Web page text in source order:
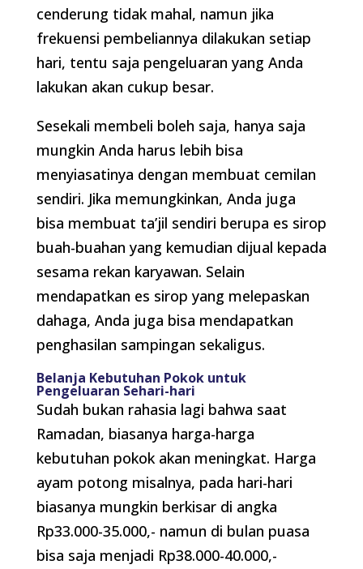
cenderung tidak mahal, namun jika
frekuensi pembeliannya dilakukan setiap
hari, tentu saja pengeluaran yang Anda
lakukan akan cukup besar.
Sesekali membeli boleh saja, hanya saja
mungkin Anda harus lebih bisa
menyiasatinya dengan membuat cemilan
sendiri. Jika memungkinkan, Anda juga
bisa membuat ta’jil sendiri berupa es sirop
buah-buahan yang kemudian dijual kepada
sesama rekan karyawan. Selain
mendapatkan es sirop yang melepaskan
dahaga, Anda juga bisa mendapatkan
penghasilan sampingan sekaligus.
Belanja Kebutuhan Pokok untuk
Pengeluaran Sehari-hari
Sudah bukan rahasia lagi bahwa saat
Ramadan, biasanya harga-harga
kebutuhan pokok akan meningkat. Harga
ayam potong misalnya, pada hari-hari
biasanya mungkin berkisar di angka
Rp33.000-35.000,- namun di bulan puasa
bisa saja menjadi Rp38.000-40.000,-